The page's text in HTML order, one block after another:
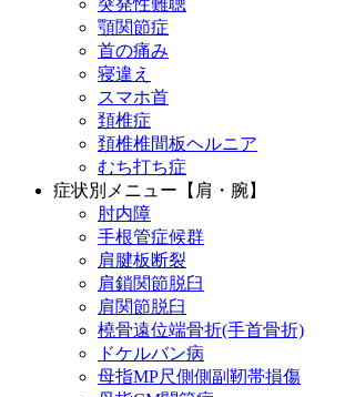
突発性難聴
顎関節症
首の痛み
寝違え
スマホ首
頚椎症
頚椎椎間板ヘルニア
むち打ち症
症状別メニュー【肩・腕】
肘内障
手根管症候群
肩腱板断裂
肩鎖関節脱臼
肩関節脱臼
橈骨遠位端骨折(手首骨折)
ドケルバン病
母指MP尺側側副靭帯損傷